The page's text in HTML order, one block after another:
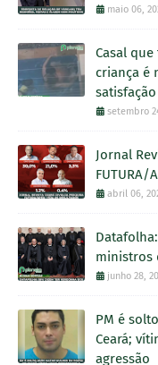
maio 06,
Casal
criança é
satisfação
setembro
Jornal
FUTURA/
abril 06,
ministros
junho 28,
PM é
Ceará;
agressão